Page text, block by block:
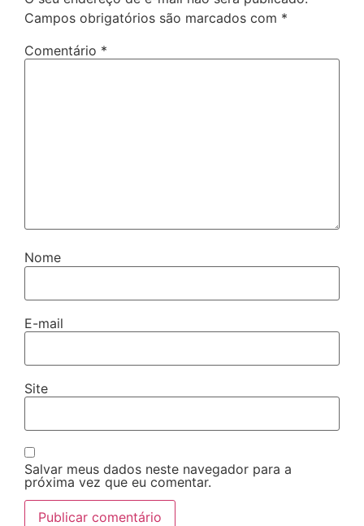
Campos obrigatórios são marcados com *
Comentário *
Nome
E-mail
Site
Salvar meus dados neste navegador para a
próxima vez que eu comentar.